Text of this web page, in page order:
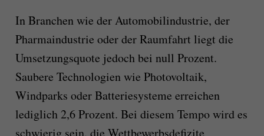
In Branchen wie der Automobilindustrie, der
Pharmaindustrie oder der Raumfahrt liegt die
Umsetzungsquote jedoch bei null Prozent.
Saubere Technologien wie Photovoltaik,
Windparks oder Batteriesysteme erreichen
lediglich 2,6 Prozent. Bei diesem Tempo wird es